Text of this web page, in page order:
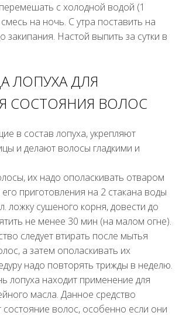
с холодной водой (1
на ночь. С утра поставить на
закипания. Настой выпить за сутки в
ЛОПУХА ДЛЯ
СОСТОЯНИЯ ВОЛОС
в состав лопуха, укрепляют
и делают волосы гладкими и
их надо ополаскивать отваром
приготовления на 2 стакана воды
ложку сушеного корня, довести до
не менее 30 мин (на малом огне).
следует втирать после мытья
а затем ополаскивать их
надо повторять трижды в неделю.
лопуха находит применение для
масла. Данное средство
состояние волос, особенно если они